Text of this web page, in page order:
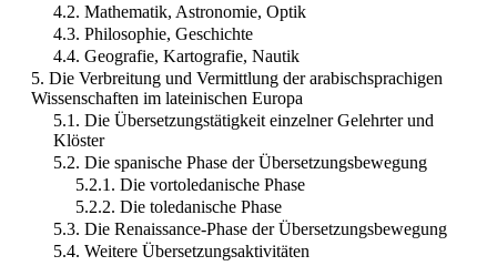
4.2. Mathematik, Astronomie, Optik
4.3. Philosophie, Geschichte
4.4. Geografie, Kartografie, Nautik
5. Die Verbreitung und Vermittlung der arabischsprachigen
Wissenschaften im lateinischen Europa
5.1. Die Übersetzungstätigkeit einzelner Gelehrter und
Klöster
5.2. Die spanische Phase der Übersetzungsbewegung
5.2.1. Die vortoledanische Phase
5.2.2. Die toledanische Phase
5.3. Die Renaissance-Phase der Übersetzungsbewegung
5.4. Weitere Übersetzungsaktivitäten